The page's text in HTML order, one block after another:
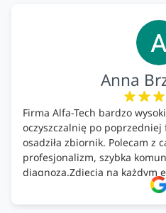
Anna
Firma Alfa-Tech bardzo
oczyszczalnię po
osadziła zbiornik. Polecam z
profesjonalizm, szybka
diagnoza.Zdjęcia na każdym
doradztwo.Dobrze
Podsumowując ekipa na